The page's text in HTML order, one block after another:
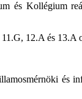
és Kollégium
12.A és 13.A